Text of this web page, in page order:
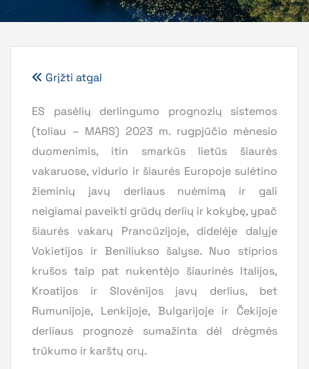
Grįžti atgal
ES pasėlių derlingumo prognozių sistemos
(toliau – MARS) 2023 m. rugpjūčio mėnesio
duomenimis, itin smarkūs lietūs šiaurės
vakaruose, vidurio ir šiaurės Europoje sulėtino
žieminių javų derliaus nuėmimą ir gali
neigiamai paveikti grūdų derlių ir kokybę, ypač
šiaurės vakarų Prancūzijoje, didelėje dalyje
Vokietijos ir Beniliukso šalyse. Nuo stiprios
krušos taip pat nukentėjo šiaurinės Italijos,
Kroatijos ir Slovėnijos javų derlius, bet
Rumunijoje, Lenkijoje, Bulgarijoje ir Čekijoje
derliaus prognozė sumažinta dėl drėgmės
trūkumo ir karštų orų.